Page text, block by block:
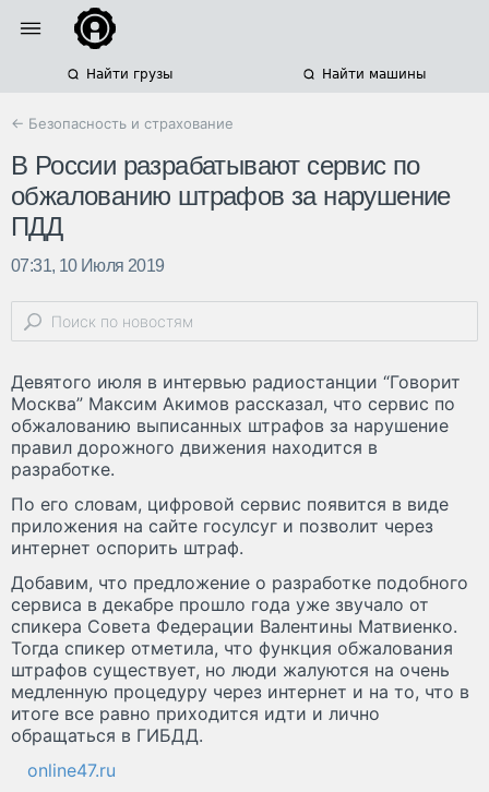
Найти грузы Найти машины
← Безопасность и страхование
В России разрабатывают сервис по
обжалованию штрафов за нарушение
ПДД
07:31, 10 Июля 2019
Девятого июля в интервью радиостанции “Говорит
Москва” Максим Акимов рассказал, что сервис по
обжалованию выписанных штрафов за нарушение
правил дорожного движения находится в
разработке.
По его словам, цифровой сервис появится в виде
приложения на сайте госулсуг и позволит через
интернет оспорить штраф.
Добавим, что предложение о разработке подобного
сервиса в декабре прошло года уже звучало от
спикера Совета Федерации Валентины Матвиенко.
Тогда спикер отметила, что функция обжалования
штрафов существует, но люди жалуются на очень
медленную процедуру через интернет и на то, что в
итоге все равно приходится идти и лично
обращаться в ГИБДД.
online47.ru